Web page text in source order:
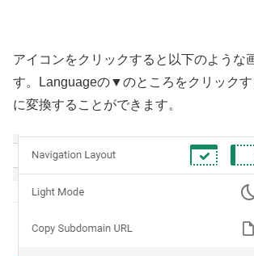
アイコンをクリックすると以下のような
す。Languageの▼のところをクリック
に変換することができます。